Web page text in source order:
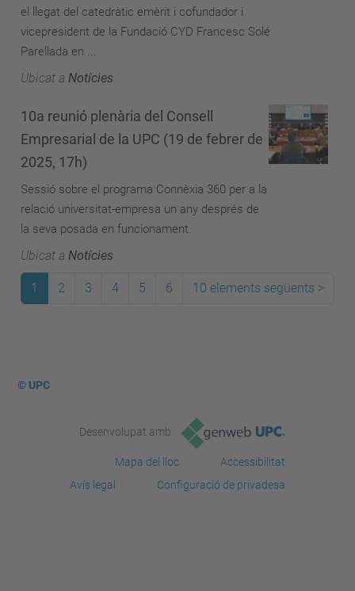
el llegat del catedràtic emèrit i cofundador i
vicepresident de la Fundació CYD Francesc Solé
Parellada en ...
Ubicat a Notícies
10a reunió plenària del Consell
Empresarial de la UPC (19 de febrer de
2025, 17h)
Sessió sobre el programa Connèxia 360 per a la
relació universitat-empresa un any després de
la seva posada en funcionament.
Ubicat a Notícies
1 2 3 4 5 6 10 elements següents >
© UPC
Desenvolupat amb
Mapa del lloc
Accessibilitat
Avís legal
Configuració de privadesa